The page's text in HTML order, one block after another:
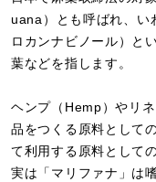
uana）とも呼ばれ、い
ロカンナビノール）と
葉などを指します。
ヘンプ（Hemp）やリ
品をつくる原料として
て利用する原料として
実は「マリファナ」は